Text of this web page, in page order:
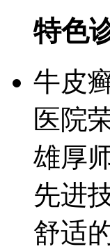
特色
牛皮
医院
雄厚
先进
舒适